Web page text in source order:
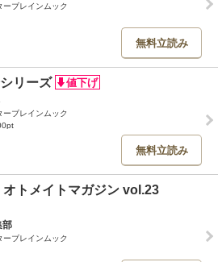
ブレインムック
無料立読み
リーズ
ブレインムック
無料立読み
トメイトマガジン vol.23
部
ブレインムック